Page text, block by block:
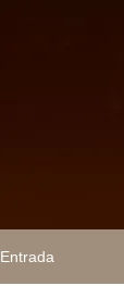
Entrada